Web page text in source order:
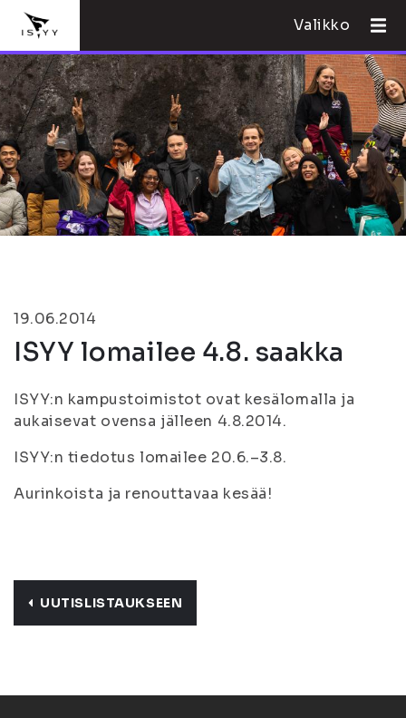
Valikko
19.06.2014
ISYY lomailee 4.8. saakka
ISYY:n kampustoimistot ovat kesälomalla ja
aukaisevat ovensa jälleen 4.8.2014.
ISYY:n tiedotus lomailee 20.6.–3.8.
Aurinkoista ja renouttavaa kesää!
UUTISLISTAUKSEEN